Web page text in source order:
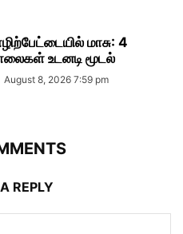
மாசு: 4
உடனடி மூடல்
August 8, 2026 7:59 pm
REPLY